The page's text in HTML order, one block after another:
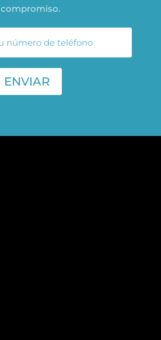
compromiso.
ENVIAR